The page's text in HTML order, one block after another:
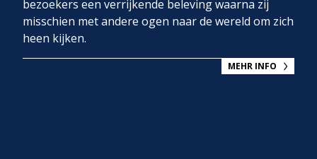
bezoekers een verrijkende beleving waarna zij
misschien met andere ogen naar de wereld om zich
heen kijken.
MEHR INFO